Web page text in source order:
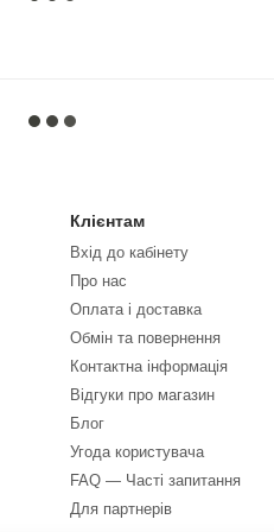
Клієнтам
Вхід до кабінету
Про нас
Оплата і доставка
Обмін та повернення
Контактна інформація
Відгуки про магазин
Блог
Угода користувача
FAQ — Часті запитання
Для партнерів